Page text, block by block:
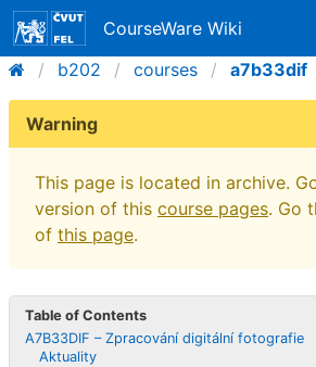
CourseWare Wiki
b202
courses a7b33dif
Warning
This page is located in archive.
version of this course pages. Go
of this page.
Table of Contents
A7B33DIF – Zpracování digitální fotografie
Aktuality